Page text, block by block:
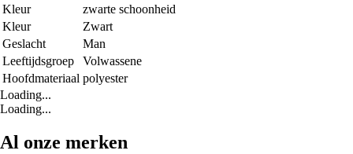
Kleur
zwarte schoonheid
Kleur
Zwart
Geslacht
Man
Leeftijdsgroep
Volwassene
Hoofdmateriaal polyester
Loading...
Loading...
Al onze merken